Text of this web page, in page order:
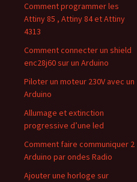
Comment programmer les
Attiny 85 , Attiny 84 et Attiny
4313
Comment connecter un shield
enc28j60 sur un Arduino
Piloter un moteur 230V avec un
Arduino
Allumage et extinction
progressive d’une led
Comment faire communiquer 2
Arduino par ondes Radio
Ajouter une horloge sur